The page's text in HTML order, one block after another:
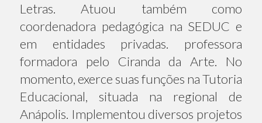
Letras. Atuou também como
coordenadora pedagógica na SEDUC e
em entidades privadas. professora
formadora pelo Ciranda da Arte. No
momento, exerce suas funções na Tutoria
Educacional, situada na regional de
Anápolis. Implementou diversos projetos